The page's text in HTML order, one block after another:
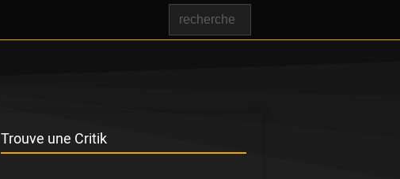
Trouve une Critik